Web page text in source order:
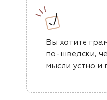
Вы хотите
по-шведски,
мысли устно и